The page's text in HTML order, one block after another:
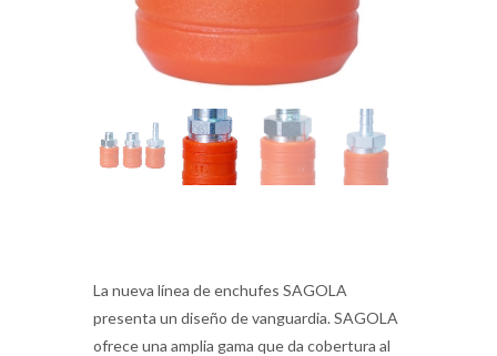
La nueva línea de enchufes SAGOLA
presenta un diseño de vanguardia. SAGOLA
ofrece una amplia gama que da cobertura al